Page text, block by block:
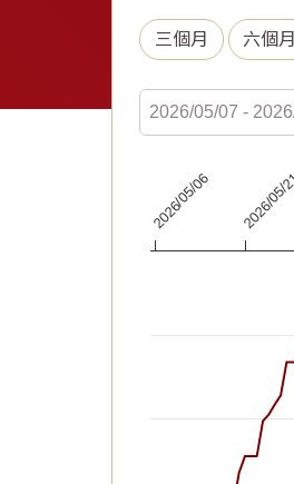
三個月 六個月
Line chart with 92
The chart has 1 X
2026/05/06 2026/